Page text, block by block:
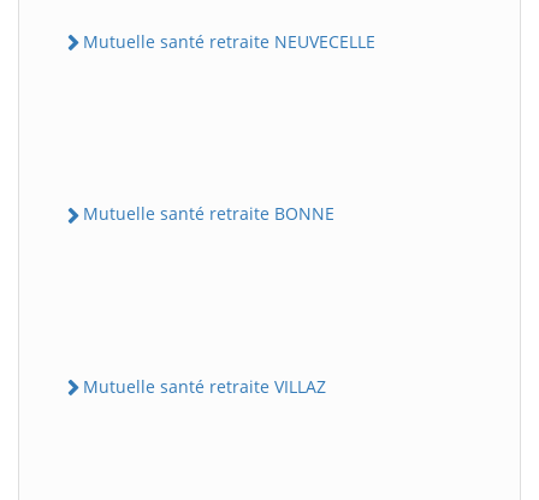
Mutuelle santé retraite NEUVECELLE
Mutuelle santé retraite BONNE
Mutuelle santé retraite VILLAZ